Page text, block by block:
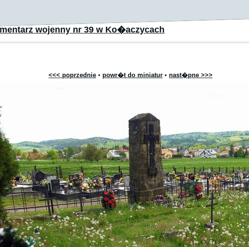
wojenny nr 39 w Ko�aczycach
<<< poprzednie • powr�t do miniatur • nast�pne >>>